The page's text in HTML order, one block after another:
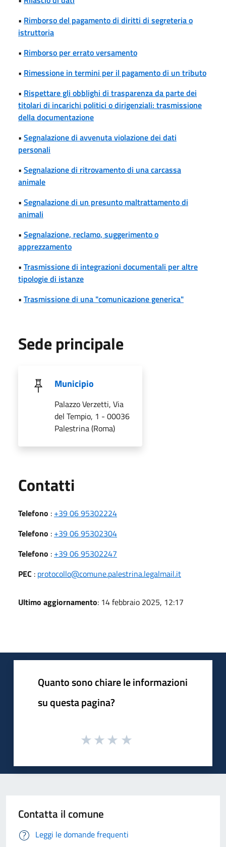
• Rimborso del pagamento di diritti di segreteria o
istruttoria
• Rimborso per errato versamento
• Rimessione in termini per il pagamento di un tributo
• Rispettare gli obblighi di trasparenza da parte dei
titolari di incarichi politici o dirigenziali: trasmissione
della documentazione
• Segnalazione di avvenuta violazione dei dati
personali
• Segnalazione di ritrovamento di una carcassa
animale
• Segnalazione di un presunto maltrattamento di
animali
• Segnalazione, reclamo, suggerimento o
apprezzamento
• Trasmissione di integrazioni documentali per altre
tipologie di istanze
• Trasmissione di una "comunicazione generica"
Sede principale
Municipio
Palazzo Verzetti, Via
del Tempio, 1 - 00036
Palestrina (Roma)
Contatti
Telefono : +39 06 95302224
Telefono : +39 06 95302304
Telefono : +39 06 95302247
PEC : protocollo@comune.palestrina.legalmail.it
Ultimo aggiornamento: 14 febbraio 2025, 12:17
Quanto sono chiare le informazioni
su questa pagina?
Contatta il comune
Leggi le domande frequenti